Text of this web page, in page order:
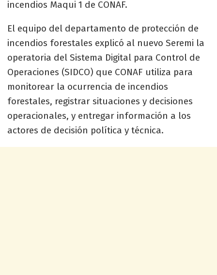
incendios Maqui 1 de CONAF.
El equipo del departamento de protección de
incendios forestales explicó al nuevo Seremi la
operatoria del Sistema Digital para Control de
Operaciones (SIDCO) que CONAF utiliza para
monitorear la ocurrencia de incendios
forestales, registrar situaciones y decisiones
operacionales, y entregar información a los
actores de decisión política y técnica.